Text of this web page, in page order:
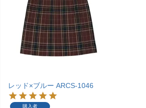
レッド×ブルー ARCS-1046
購入者